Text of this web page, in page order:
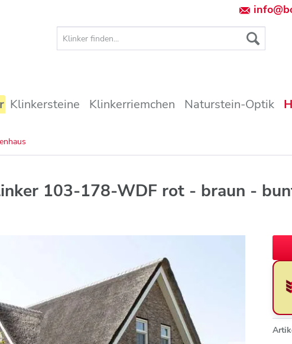
Klinkersteine Klinkerriemchen Naturstein-Optik
103-178-WDF rot - braun -